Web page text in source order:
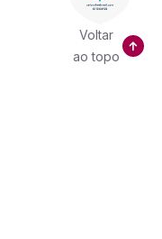
Voltar
ao topo